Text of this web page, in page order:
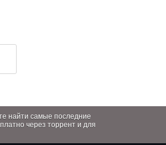
найти самые последние
через торрент и для